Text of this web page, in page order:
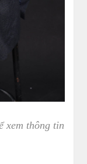
xem thông tin